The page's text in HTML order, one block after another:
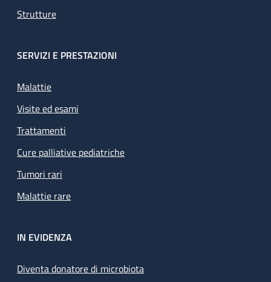
Strutture
SERVIZI E PRESTAZIONI
Malattie
Visite ed esami
Trattamenti
Cure palliative pediatriche
Tumori rari
Malattie rare
IN EVIDENZA
Diventa donatore di microbiota